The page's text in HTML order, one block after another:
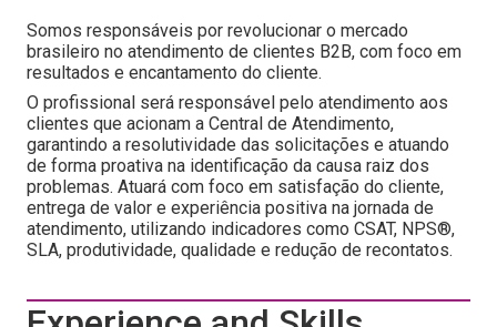
Somos responsáveis por revolucionar o mercado
brasileiro no atendimento de clientes B2B, com foco em
resultados e encantamento do cliente.
O profissional será responsável pelo atendimento aos
clientes que acionam a Central de Atendimento,
garantindo a resolutividade das solicitações e atuando
de forma proativa na identificação da causa raiz dos
problemas. Atuará com foco em satisfação do cliente,
entrega de valor e experiência positiva na jornada de
atendimento, utilizando indicadores como CSAT, NPS®,
SLA, produtividade, qualidade e redução de recontatos.